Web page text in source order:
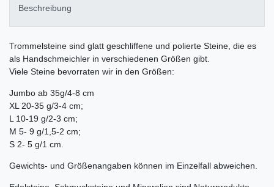
Beschreibung
Trommelsteine sind glatt geschliffene und polierte Steine, die es
als Handschmeichler in verschiedenen Größen gibt.
Viele Steine bevorraten wir in den Größen:
Jumbo ab 35g/4-8 cm
XL 20-35 g/3-4 cm;
L 10-19 g/2-3 cm;
M 5- 9 g/1,5-2 cm;
S 2- 5 g/1 cm.
Gewichts- und Größenangaben können im Einzelfall abweichen.